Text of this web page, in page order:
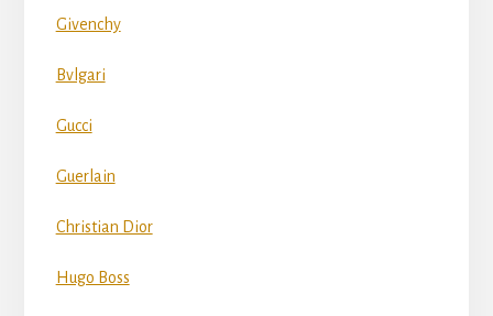
Givenchy
Bvlgari
Gucci
Guerlain
Christian Dior
Hugo Boss